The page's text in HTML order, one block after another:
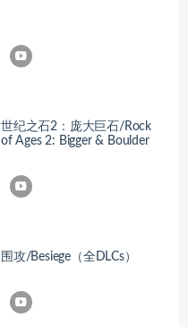
世纪之石2：庞大巨石/Rock
of Ages 2: Bigger & Boulder
围攻/Besiege（全DLCs）